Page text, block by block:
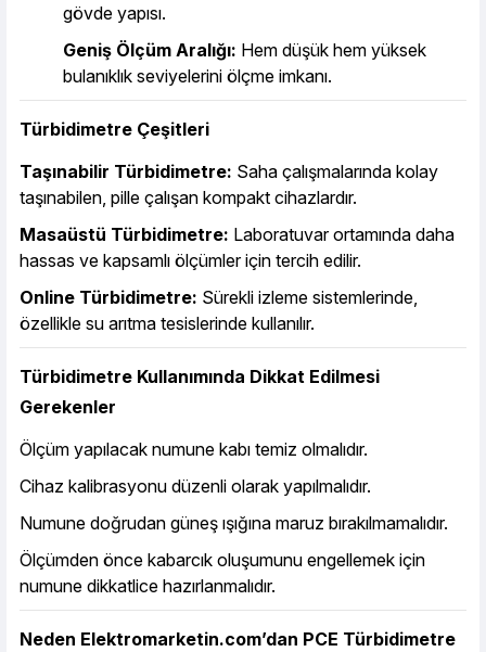
gövde yapısı.
Geniş Ölçüm Aralığı: Hem düşük hem yüksek
bulanıklık seviyelerini ölçme imkanı.
Türbidimetre Çeşitleri
Taşınabilir Türbidimetre: Saha çalışmalarında kolay
taşınabilen, pille çalışan kompakt cihazlardır.
Masaüstü Türbidimetre: Laboratuvar ortamında daha
hassas ve kapsamlı ölçümler için tercih edilir.
Online Türbidimetre: Sürekli izleme sistemlerinde,
özellikle su arıtma tesislerinde kullanılır.
Türbidimetre Kullanımında Dikkat Edilmesi
Gerekenler
Ölçüm yapılacak numune kabı temiz olmalıdır.
Cihaz kalibrasyonu düzenli olarak yapılmalıdır.
Numune doğrudan güneş ışığına maruz bırakılmamalıdır.
Ölçümden önce kabarcık oluşumunu engellemek için
numune dikkatlice hazırlanmalıdır.
Neden Elektromarketin.com’dan PCE Türbidimetre